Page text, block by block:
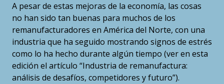
A pesar de estas mejoras de la economía, las cosas
no han sido tan buenas para muchos de los
remanufacturadores en América del Norte, con una
industria que ha seguido mostrando signos de estrés
como lo ha hecho durante algún tiempo (ver en esta
edición el artículo “Industria de remanufactura:
análisis de desafíos, competidores y futuro”).